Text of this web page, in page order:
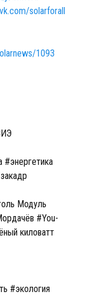
solarforall
1093
#энергетика
Модуль
#You-
киловатт
#экология